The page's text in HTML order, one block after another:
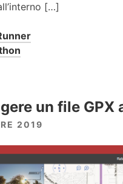
[…]
un file GPX
2019